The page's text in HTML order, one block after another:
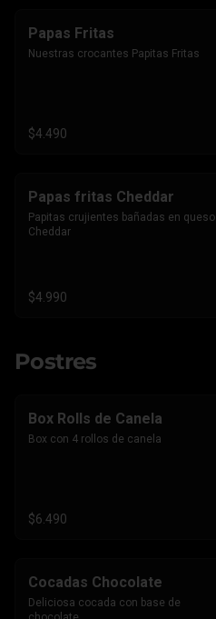
Papas Fritas
Nuestras crocantes Papitas Fritas
$4.490
Papas fritas Cheddar
Papitas crujientes bañadas en queso
Cheddar
$4.990
Postres
Box Rolls de Canela
Box con 4 rollos de canela
$6.490
Cocadas Chocolate
Deliciosa cocada con base de